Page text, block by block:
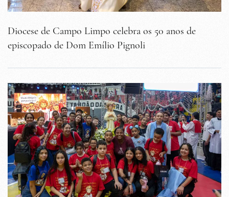
Diocese de Campo Limpo celebra os 50 anos de
episcopado de Dom Emílio Pignoli